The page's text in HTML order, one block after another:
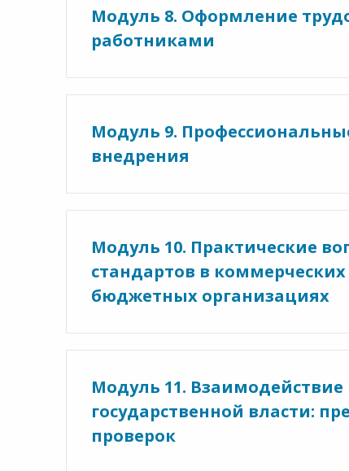
Модуль 8. Оформление
работниками
Модуль 9.
внедрения
Модуль 10. Практические
стандартов в
бюджетных организациях
Модуль 11.
государственной власти:
проверок